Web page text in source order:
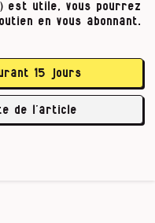
Dans la région, dès qu’il y a
que les voleurs le
est utile, vous pourrez
en vous abonnant.
15 jours
de l’article